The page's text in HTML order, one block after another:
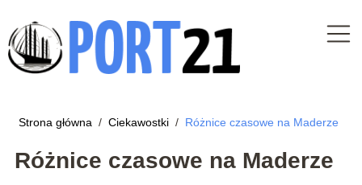
Strona główna / Ciekawostki / Różnice czasowe na Maderze
Różnice czasowe na Maderze